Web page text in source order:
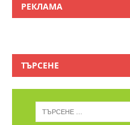
РЕКЛАМА
ТЪРСЕНЕ